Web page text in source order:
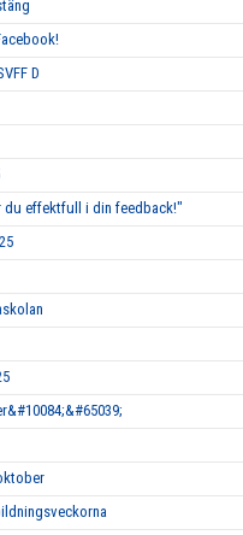
D
effektfull i din feedback!"